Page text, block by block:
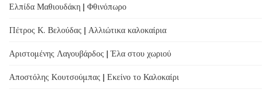
Ελπίδα Μαθιουδάκη | Φθινόπωρο
Πέτρος Κ. Βελούδας | Αλλιώτικα καλοκαίρια
Αριστομένης Λαγουβάρδος | Έλα στου χωριού
Αποστόλης Κουτσούμπας | Εκείνο το Καλοκαίρι